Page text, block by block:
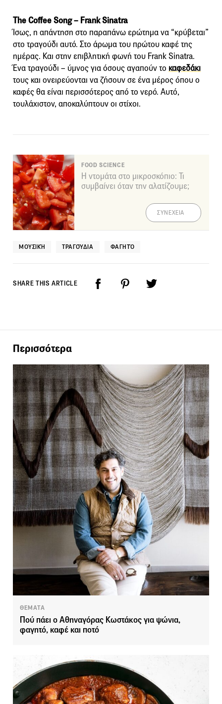
The Coffee Song – Frank Sinatra
Ίσως, η απάντηση στο παραπάνω ερώτημα να “κρύβεται”
στο τραγούδι αυτό. Στο άρωμα του πρώτου καφέ της
ημέρας. Και στην επιβλητική φωνή του Frank Sinatra.
Ένα τραγούδι – ύμνος για όσους αγαπούν το καφεδάκι
τους και ονειρεύονται να ζήσουν σε ένα μέρος όπου ο
καφές θα είναι περισσότερος από το νερό. Αυτό,
τουλάχιστον, αποκαλύπτουν οι στίχοι.
FOOD SCIENCE
Η ντομάτα στο μικροσκόπιο: Τι
συμβαίνει όταν την αλατίζουμε;
ΣΥΝΕΧΕΙΑ
ΜΟΥΣΙΚΉ ΤΡΑΓΟΎΔΙΑ ΦΑΓΗΤΌ
SHARE THIS ARTICLE
Περισσότερα
ΘΕΜΑΤΑ
Πού πάει ο Αθηναγόρας Κωστάκος για ψώνια,
φαγητό, καφέ και ποτό